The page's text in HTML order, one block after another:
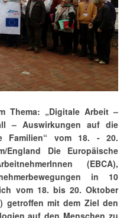
Thema: „Digitale Arbeit –
– Auswirkungen auf die
Familien“ vom 18. - 20.
England Die Europäische
(EBCA),
in 10
vom 18. bis 20. Oktober
getroffen mit dem Ziel den
auf den Menschen zu